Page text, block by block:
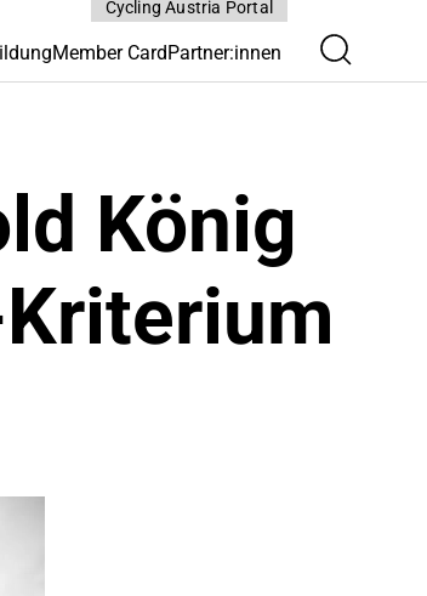
Member CardPartner:innen
Cycling Austria Portal
König